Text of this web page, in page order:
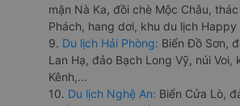
mận Nà Ka, đồi chè Mộc Châu,
Phách, hang dơi, khu du lịch Happy
9. Du lịch Hải Phòng: Biển Đồ Sơn,
Lan Hạ, đảo Bạch Long Vỹ, núi Voi,
Kênh,...
10. Du lịch Nghệ An: Biển Cửa Lò,